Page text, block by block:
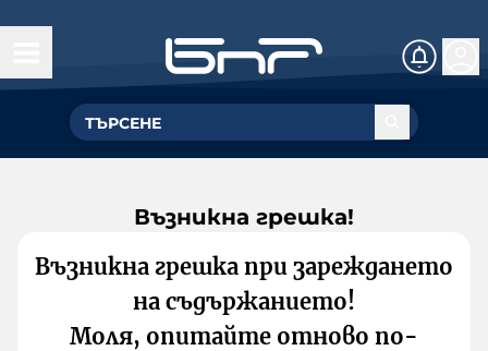
Възникна грешка!
Възникна грешка при зареждането
на съдържанието!
Моля, опитайте отново по-